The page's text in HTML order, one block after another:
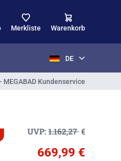
Merkliste Warenkorb
DE
MEGABAD Kundenservice
UVP: 1.162,27€
669,99 €